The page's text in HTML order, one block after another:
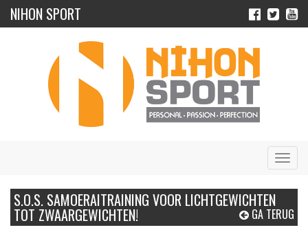
NIHON SPORT
S.O.S. SAMOERAITRAINING VOOR LICHTGEWICHTEN
TOT ZWAARGEWICHTEN! GA TERUG